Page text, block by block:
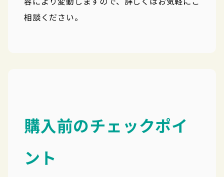
相談ください。
購入前のチェックポイ
ント